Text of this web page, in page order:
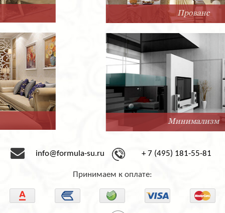
Минимализм
info@formula-su.ru + 7 (495) 181-55-81
Принимаем к оплате: